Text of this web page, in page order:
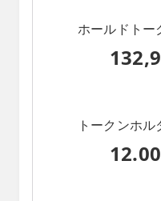
ホールドトー
トークンホル